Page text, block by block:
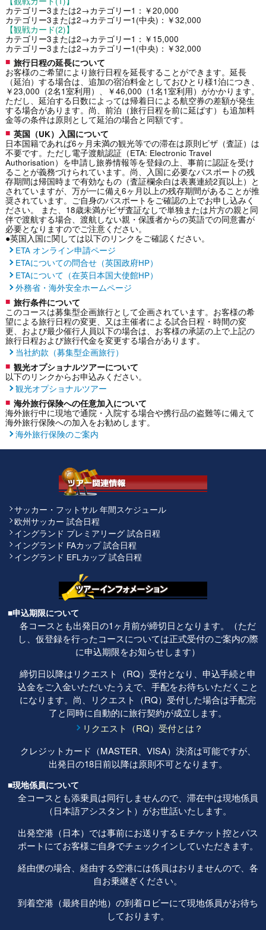
カテゴリー3または2→カテゴリー1：￥20,000
カテゴリー3または2→カテゴリー1(中央)：￥32,000
【観戦カード(2)】
カテゴリー3または2→カテゴリー1：￥15,000
カテゴリー3または2→カテゴリー1(中央)：￥32,000
旅行日程の延長について
お客様のご希望により旅行日程を延長することができます。延長
（延泊）する場合は、追加の宿泊料金としておひとり様1泊につき、
￥23,000（2名1室利用）、￥46,000（1名1室利用）がかかります。
ただし、延泊する日数によっては帰着日による航空券の差額が発生
する場合があります。尚、前泊（旅行日程を前に延ばす）も追加料
金等の条件は原則として延泊の場合と同額です。
英国（UK）入国について
日本国籍であれば6ヶ月未満の観光等での滞在は原則ビザ（査証）は
不要です。ただし電子渡航認証（ETA: Electronic Travel
Authorisation）を申請し旅券情報等を登録の上、事前に認証を受け
ることが義務づけられています。尚、入国に必要なパスポートの残
存期間は帰国時まで有効なもの（査証欄余白は表裏連続2頁以上）と
されていますが、万が一に備え6ヶ月以上の残存期間があることが推
奨されています。ご自身のパスポートをご確認の上でお申し込みく
ださい。 また、18歳未満がビザ査証なしで単独または片方の親と同
伴で渡航する場合、渡航しない親・保護者からの英語での同意書が
必要となりますのでご注意ください。
●英国入国に関しては以下のリンクをご確認ください。
ETA オンライン申請ページ
ETAについての問合せ（英国政府HP）
ETAについて（在英日本国大使館HP）
外務省・海外安全ホームページ
旅行条件について
このコースは募集型企画旅行として企画されています。お客様の希
望による旅行日程の変更、又は主催者による試合日程・時間の変
更、および最少催行人員以下の場合は、お客様の承諾の上で上記の
旅行日程および旅行代金を変更する場合があります。
当社約款（募集型企画旅行）
観光オプショナルツアーについて
以下のリンクからお申込みください。
観光オプショナルツアー
海外旅行保険への任意加入について
海外旅行中に現地で通院・入院する場合や携行品の盗難等に備えて
海外旅行保険への加入をお勧めします。
海外旅行保険のご案内
サッカー・フットサル 年間スケジュール
欧州サッカー 試合日程
イングランド プレミアリーグ 試合日程
イングランド FAカップ 試合日程
イングランド EFLカップ 試合日程
■申込期限について
各コースとも出発日の1ヶ月前が締切日となります。（ただ
し、仮登録を行ったコースについては正式受付のご案内の際
に申込期限をお知らせします）
締切日以降はリクエスト（RQ）受付となり、申込手続と申
込金をご入金いただいたうえで、手配をお待ちいただくこと
になります。尚、リクエスト（RQ）受付した場合は手配完
了と同時に自動的に旅行契約が成立します。
リクエスト（RQ）受付とは？
クレジットカード（MASTER、VISA）決済は可能ですが、
出発日の18日前以降は原則不可となります。
■現地係員について
全コースとも添乗員は同行しませんので、滞在中は現地係員
（日本語アシスタント）がお世話いたします。
出発空港（日本）では事前にお送りするＥチケット控とパス
ポートにてお客様ご自身でチェックインしていただきます。
経由便の場合、経由する空港には係員はおりませんので、各
自お乗継ぎください。
到着空港（最終目的地）の到着ロビーにて現地係員がお待ち
しております。